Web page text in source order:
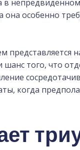
непредвиденном
особенно
представляется
того, что
когда